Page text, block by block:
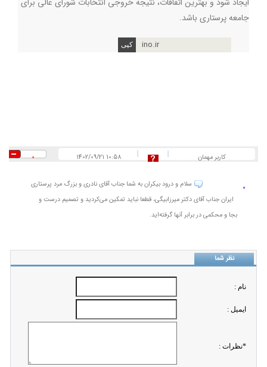
جامعه پرستاری باشد.
ino.ir
کاربر مهمان 1402/09/21 10:58
0
0
سلام و درود بیکران به شما جناب آقای نادری و بزرگ مرد پرستاری
ایران جناب آقای دکتر میرزابیگی، قطعا نباید تمکین می‌کردید و تصمیم درست و
بجا و محکمی در برابر آنها گرفته‌اید.
نظر شما
نام :
ايميل :
*نظرات :